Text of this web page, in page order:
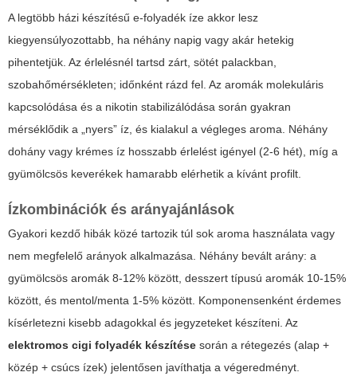
A legtöbb házi készítésű e-folyadék íze akkor lesz
kiegyensúlyozottabb, ha néhány napig vagy akár hetekig
pihentetjük. Az érlelésnél tartsd zárt, sötét palackban,
szobahőmérsékleten; időnként rázd fel. Az aromák molekuláris
kapcsolódása és a nikotin stabilizálódása során gyakran
mérséklődik a „nyers” íz, és kialakul a végleges aroma. Néhány
dohány vagy krémes íz hosszabb érlelést igényel (2-6 hét), míg a
gyümölcsös keverékek hamarabb elérhetik a kívánt profilt.
Ízkombinációk és arányajánlások
Gyakori kezdő hibák közé tartozik túl sok aroma használata vagy
nem megfelelő arányok alkalmazása. Néhány bevált arány: a
gyümölcsös aromák 8-12% között, desszert típusú aromák 10-15%
között, és mentol/menta 1-5% között. Komponensenként érdemes
kísérletezni kisebb adagokkal és jegyzeteket készíteni. Az
elektromos cigi folyadék készítése során a rétegezés (alap +
közép + csúcs ízek) jelentősen javíthatja a végeredményt.